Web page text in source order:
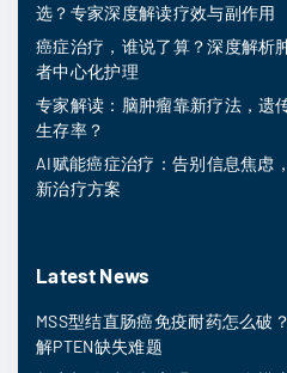
选？专家深度解读疗效与副作用
癌症治疗，谁说了算？深度解析
者中心化护理
专家解读：脑肿瘤靠新疗法，遗
生存率？
AI赋能癌症治疗：告别信息焦虑
新治疗方案
Latest News
MSS型结直肠癌免疫耐药怎么破
解PTEN缺失难题